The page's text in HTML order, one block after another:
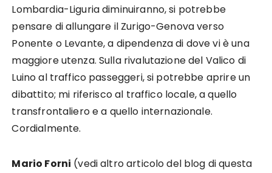
Lombardia-Liguria diminuiranno, si potrebbe
pensare di allungare il Zurigo-Genova verso
Ponente o Levante, a dipendenza di dove vi è una
maggiore utenza. Sulla rivalutazione del Valico di
Luino al traffico passeggeri, si potrebbe aprire un
dibattito; mi riferisco al traffico locale, a quello
transfrontaliero e a quello internazionale.
Cordialmente.
Mario Forni (vedi altro articolo del blog di questa